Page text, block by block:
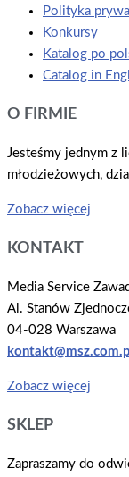
Polityka
Konkursy
Katalog po
Catalog in
O FIRMIE
Jesteśmy jednym z
młodzieżowych,
Zobacz więcej
KONTAKT
Media Service
Al. Stanów
04-028 Warszawa
kontakt@msz.com.pl
Zobacz więcej
SKLEP
Zapraszamy do